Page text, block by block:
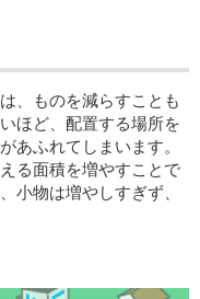
、ものを減らすことも
ほど、配置する場所を
あふれてしまいます。
る面積を増やすことで
小物は増やしすぎず、